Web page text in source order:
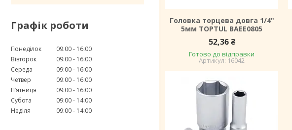
Графік роботи
Понеділок 09:00
16:00
Вівторок
09:00
16:00
Середа
09:00
16:00
Четвер
09:00
16:00
Пʼятниця
09:00
16:00
Субота
09:00
14:00
Неділя
09:00 14:00
Головка торцева довга 1/4"
5мм TOPTUL BAEE0805
52,36 ₴
Готово до відправки
16042